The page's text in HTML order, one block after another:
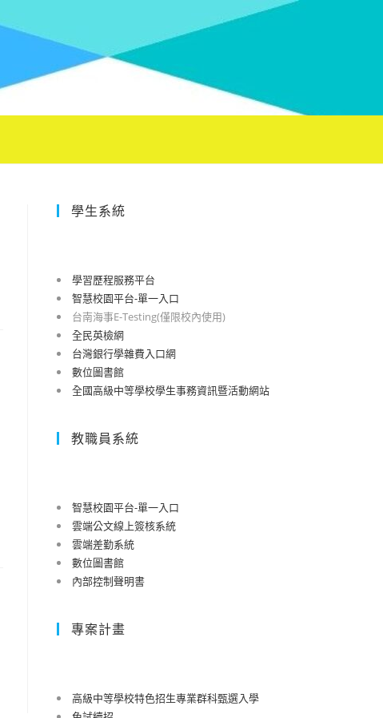
學生系統
學習歷程服務平台
智慧校園平台-單一入口
台南海事E-Testing(僅限校內使用)
全民英檢網
台灣銀行學雜費入口網
數位圖書館
全國高級中等學校學生事務資訊暨活動網站
教職員系統
智慧校園平台-單一入口
雲端公文線上簽核系統
雲端差勤系統
數位圖書館
內部控制聲明書
專案計畫
高級中等學校特色招生專業群科甄選入學